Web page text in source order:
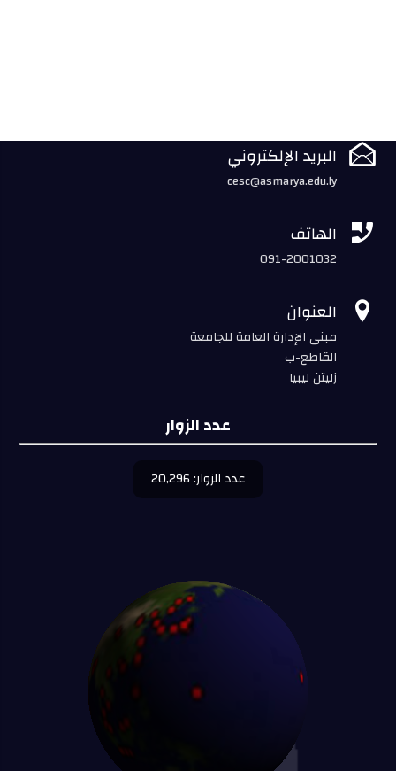
 البريد الإلكتروني
cesc@asmarya.edu.ly
 الهاتف
091-2001032
 العنوان
مبنى الإدارة العامة للجامعة
القاطع-ب
زليتن ليبيا
عدد الزوار
عدد الزوار: 20,296